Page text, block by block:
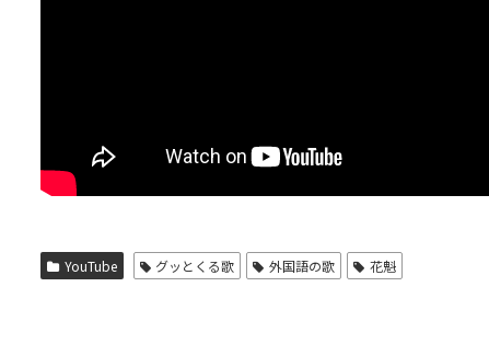
YouTube グッとくる歌 外国語の歌 花魁